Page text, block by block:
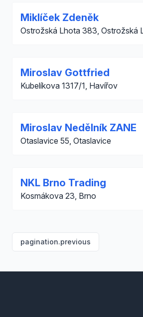
Miklíček Zdeněk
Ostrožská Lhota 383, Ostrožská
Miroslav Gottfried
Kubelíkova 1317/1, Havířov
Miroslav Nedělník ZANE
Otaslavice 55, Otaslavice
NKL Brno Trading
Kosmákova 23, Brno
pagination.previous